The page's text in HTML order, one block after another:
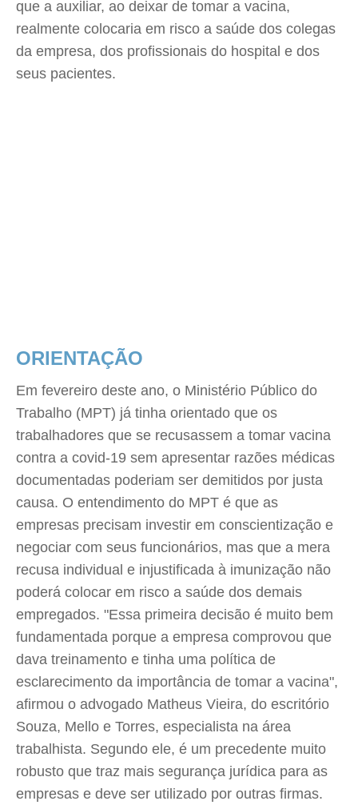
que a auxiliar, ao deixar de tomar a vacina,
realmente colocaria em risco a saúde dos colegas
da empresa, dos profissionais do hospital e dos
seus pacientes.
ORIENTAÇÃO
Em fevereiro deste ano, o Ministério Público do
Trabalho (MPT) já tinha orientado que os
trabalhadores que se recusassem a tomar vacina
contra a covid-19 sem apresentar razões médicas
documentadas poderiam ser demitidos por justa
causa. O entendimento do MPT é que as
empresas precisam investir em conscientização e
negociar com seus funcionários, mas que a mera
recusa individual e injustificada à imunização não
poderá colocar em risco a saúde dos demais
empregados. "Essa primeira decisão é muito bem
fundamentada porque a empresa comprovou que
dava treinamento e tinha uma política de
esclarecimento da importância de tomar a vacina",
afirmou o advogado Matheus Vieira, do escritório
Souza, Mello e Torres, especialista na área
trabalhista. Segundo ele, é um precedente muito
robusto que traz mais segurança jurídica para as
empresas e deve ser utilizado por outras firmas.